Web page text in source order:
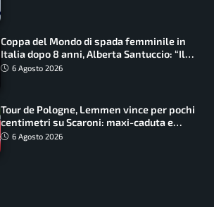
Coppa del Mondo di spada femminile in
Italia dopo 8 anni, Alberta Santuccio: “Il
lavoro dà sempre i suoi frutti”
6 Agosto 2026
Tour de Pologne, Lemmen vince per pochi
centimetri su Scaroni: maxi-caduta e
tappa accorciata
6 Agosto 2026